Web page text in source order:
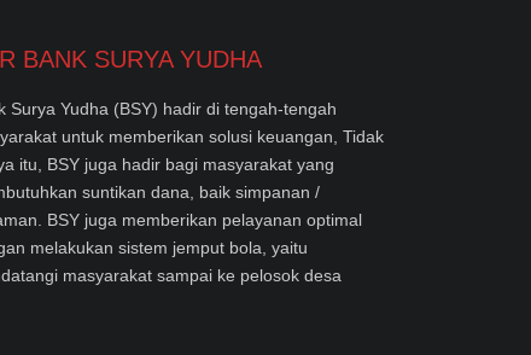
BANK SURYA YUDHA
Surya Yudha (BSY) hadir di tengah-tengah
untuk memberikan solusi keuangan, Tidak
itu, BSY juga hadir bagi masyarakat yang
suntikan dana, baik simpanan /
BSY juga memberikan pelayanan optimal
melakukan sistem jemput bola, yaitu
masyarakat sampai ke pelosok desa